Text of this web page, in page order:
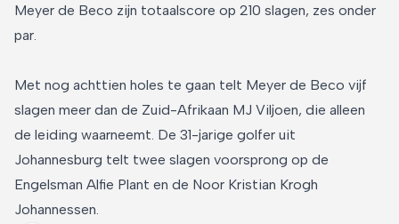
Meyer de Beco zijn totaalscore op 210 slagen, zes onder
par.
Met nog achttien holes te gaan telt Meyer de Beco vijf
slagen meer dan de Zuid-Afrikaan MJ Viljoen, die alleen
de leiding waarneemt. De 31-jarige golfer uit
Johannesburg telt twee slagen voorsprong op de
Engelsman Alfie Plant en de Noor Kristian Krogh
Johannessen.